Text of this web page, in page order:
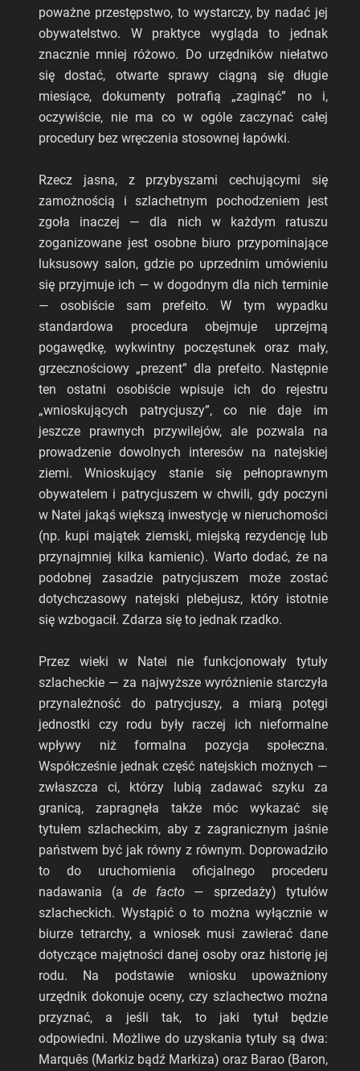
poważne przestępstwo, to wystarczy, by nadać jej
obywatelstwo. W praktyce wygląda to jednak
znacznie mniej różowo. Do urzędników niełatwo
się dostać, otwarte sprawy ciągną się długie
miesiące, dokumenty potrafią „zaginąć” no i,
oczywiście, nie ma co w ogóle zaczynać całej
procedury bez wręczenia stosownej łapówki.
Rzecz jasna, z przybyszami cechującymi się
zamożnością i szlachetnym pochodzeniem jest
zgoła inaczej — dla nich w każdym ratuszu
zoganizowane jest osobne biuro przypominające
luksusowy salon, gdzie po uprzednim umówieniu
się przyjmuje ich — w dogodnym dla nich terminie
— osobiście sam prefeito. W tym wypadku
standardowa procedura obejmuje uprzejmą
pogawędkę, wykwintny poczęstunek oraz mały,
grzecznościowy „prezent” dla prefeito. Następnie
ten ostatni osobiście wpisuje ich do rejestru
„wnioskujących patrycjuszy”, co nie daje im
jeszcze prawnych przywilejów, ale pozwala na
prowadzenie dowolnych interesów na natejskiej
ziemi. Wnioskujący stanie się pełnoprawnym
obywatelem i patrycjuszem w chwili, gdy poczyni
w Natei jakąś większą inwestycję w nieruchomości
(np. kupi majątek ziemski, miejską rezydencję lub
przynajmniej kilka kamienic). Warto dodać, że na
podobnej zasadzie patrycjuszem może zostać
dotychczasowy natejski plebejusz, który istotnie
się wzbogacił. Zdarza się to jednak rzadko.
Przez wieki w Natei nie funkcjonowały tytuły
szlacheckie — za najwyższe wyróżnienie starczyła
przynależność do patrycjuszy, a miarą potęgi
jednostki czy rodu były raczej ich nieformalne
wpływy niż formalna pozycja społeczna.
Współcześnie jednak część natejskich możnych —
zwłaszcza ci, którzy lubią zadawać szyku za
granicą, zapragnęła także móc wykazać się
tytułem szlacheckim, aby z zagranicznym jaśnie
państwem być jak równy z równym. Doprowadziło
to do uruchomienia oficjalnego procederu
nadawania (a de facto — sprzedaży) tytułów
szlacheckich. Wystąpić o to można wyłącznie w
biurze tetrarchy, a wniosek musi zawierać dane
dotyczące majętności danej osoby oraz historię jej
rodu. Na podstawie wniosku upoważniony
urzędnik dokonuje oceny, czy szlachectwo można
przyznać, a jeśli tak, to jaki tytuł będzie
odpowiedni. Możliwe do uzyskania tytuły są dwa:
Marquês (Markiz bądź Markiza) oraz Barao (Baron,